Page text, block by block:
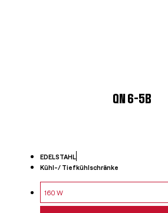
QN 6-5B
EDELSTAHL
Kühl-/ Tiefkühlschränke
160 W